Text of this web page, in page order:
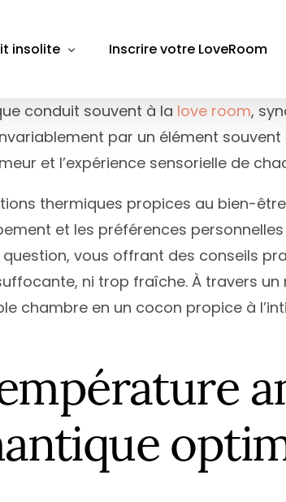
Par département
Aveyron
Bas-Rhin
Calvados
Charente
Charente-Maritime
Cher
Lyon
Metz
Nice
Paris
insolite
Par région
Franche-Comté
Val de Loire
Est
Aquitaine
Par
Bouches-
Gard
Haute-
Hérault
Jura
Inscrire votre LoveRoom
conduit souvent à la love room,
par un élément
et l’expérience sensorielle de
thermiques propices au bien-
et les préférences
vous offrant des conseils
ni trop fraîche. À travers
chambre en un cocon propice à